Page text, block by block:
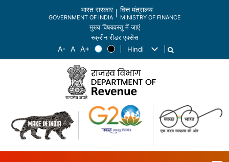
भारत सरकार
GOVERNMENT OF INDIA
वित्त मंत्रालय
MINISTRY OF FINANCE
मुख्य विषयवस्तु में जाएं
स्क्रीन रीडर एक्सेस
Hindi
List additional actions